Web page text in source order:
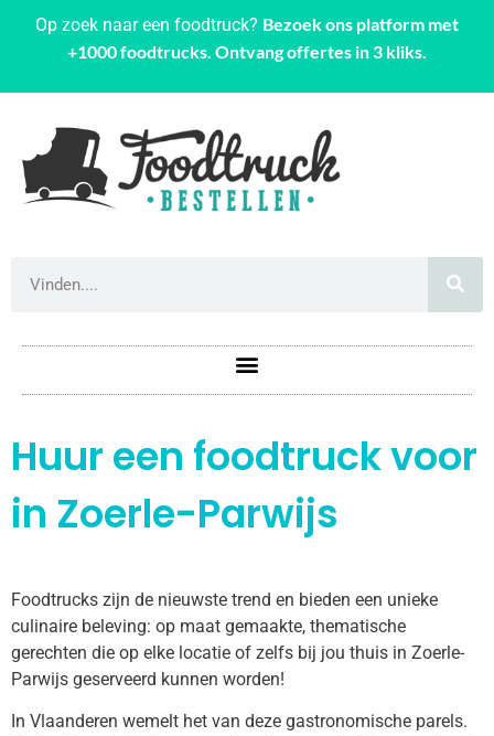
Op zoek naar een foodtruck? Bezoek ons platform met
+1000 foodtrucks. Ontvang offertes in 3 kliks.
Huur een foodtruck voor
in Zoerle-Parwijs
Foodtrucks zijn de nieuwste trend en bieden een unieke
culinaire beleving: op maat gemaakte, thematische
gerechten die op elke locatie of zelfs bij jou thuis in Zoerle-
Parwijs geserveerd kunnen worden!
In Vlaanderen wemelt het van deze gastronomische parels.